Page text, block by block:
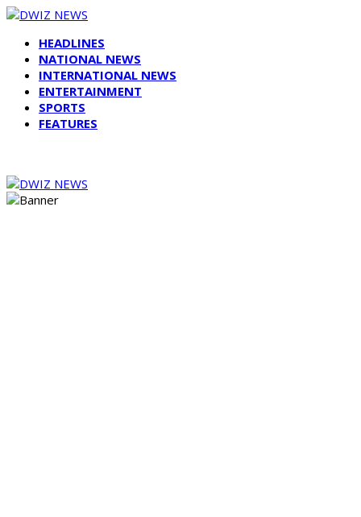
HEADLINES
NATIONAL NEWS
INTERNATIONAL NEWS
ENTERTAINMENT
SPORTS
FEATURES